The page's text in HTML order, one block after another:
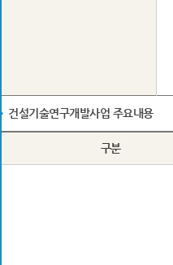
건설기술연구개발사업 주요내용
구분